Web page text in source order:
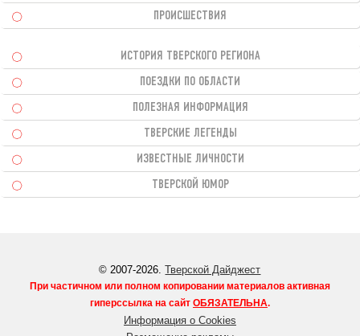
ПРОИСШЕСТВИЯ
ИСТОРИЯ ТВЕРСКОГО РЕГИОНА
ПОЕЗДКИ ПО ОБЛАСТИ
ПОЛЕЗНАЯ ИНФОРМАЦИЯ
ТВЕРСКИЕ ЛЕГЕНДЫ
ИЗВЕСТНЫЕ ЛИЧНОСТИ
ТВЕРСКОЙ ЮМОР
© 2007-2026.Тверской Дайджест
При частичном или полном копировании материалов активная
гиперссылка на сайт ОБЯЗАТЕЛЬНА.
Информация о Cookies